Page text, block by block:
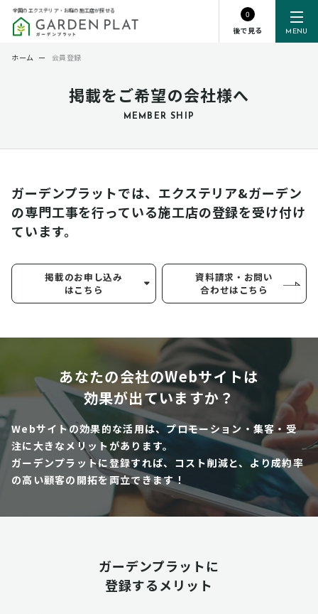
MENU
全国のエクステリア・お庭の施工店が探せる
0
後で見る
掲載をご希望の会社様へ
MEMBER SHIP
ホーム ー 会員登録
ガーデンプラットでは、エクステリア&ガーデン
の専門工事を行っている施工店の登録を受け付け
ています。
掲載のお申し込み
はこちら
資料請求・お問い
合わせはこちら
あなたの会社のWebサイトは
効果が出ていますか？
Webサイトの効果的な活用は、プロモーション・集客・受
注に大きなメリットがあります。
ガーデンプラットに登録すれば、コスト削減と、より成約率
の高い顧客の開拓を両立できます！
ガーデンプラットに
登録するメリット